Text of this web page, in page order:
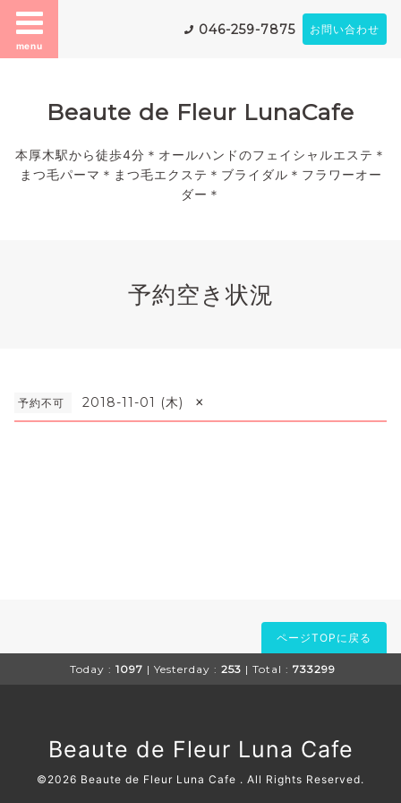
menu
046-259-7875 お問い合わせ
Beaute de Fleur LunaCafe
本厚木駅から徒歩4分＊オールハンドのフェイシャルエステ＊
まつ毛パーマ＊まつ毛エクステ＊ブライダル＊フラワーオー
ダー＊
予約空き状況
予約不可 2018-11-01 (木) ×
ページTOPに戻る
Today : 1097 | Yesterday : 253 | Total : 733299
Beaute de Fleur Luna Cafe
©2026 Beaute de Fleur Luna Cafe . All Rights Reserved.